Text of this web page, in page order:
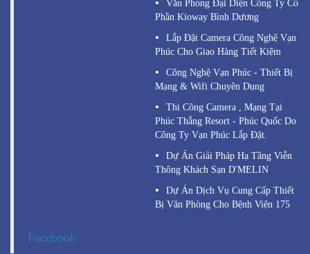
Văn Phòng Đại Diện Công Ty Cổ
Phần Kioway Bình Dương
Lắp Đặt Camera Công Nghệ Vạn
Phúc Cho Giao Hàng Tiết Kiệm
Công Nghệ Vạn Phúc - Thiết Bị
Mạng & Wifi Chuyên Dụng
Thi Công Camera , Mạng Tại
Phúc Thắng Resort - Phúc Quốc Do
Công Ty Vạn Phúc Lắp Đặt.
Dự Án Giải Pháp Hạ Tầng Viễn
Thông Khách Sạn D'MELIN
Dự Án Dịch Vụ Cung Cấp Thiết
Bị Văn Phòng Cho Bệnh Viện 175
Facebook